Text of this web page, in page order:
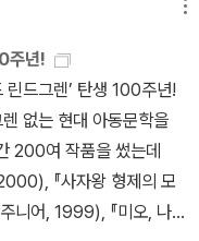
그들이 함께 겪어야 하
잡기 어려운 명작이다.
다. 창비어린이문고판(왼
떨어져 이제 개정판을 내
다! 세계명작' 시리즈로 다
해 보았는데 그림도 예전
장 잘 살린다고 생각하지
눈길을 끌지는 못하는
니스 루헤인의 신작소설
얼마 안되는 책입니다. 목
되는 시기일 듯 한데, 제
'리브 바이 나이트 - 밤에
「그들은 밤에 산다(The
의 영화 「그들은 밤에 달
영감을 받은 제목으로 알
는 린드그렌 선생님 책
고. 요즘도 잠자기 전에
의 이야기를 늘 넣고 다
상할 수도 없다. (9쪽) 나
장면을 상상하기 시작했
생님 품은 따뜻하고 옷을
이 넘은 선생님은 손에 주
도 찜해두었다. 특히나,
싶다. 무궁무진한 직업의
업들을 소개하면서 우
좋겠다.[청어람 주니어]
목이 참 재미있다.또한 다
외에 여러 책들 - '아, 읽고
로 예약판매된단다. 내가
다.한국에 가면 우리 아
주년!
드그렌’ 탄생 100주년!
없는 현대 아동문학을
200여 작품을 썼는데
『사자왕 형제의 모
니어, 1999), 『미오, 나의